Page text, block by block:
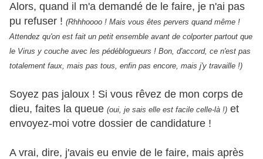
Alors, quand il m'a demandé de le faire, je n'ai pas
pu refuser ! (Rhhhoooo ! Mais vous êtes pervers quand même !
Attendez qu'on est fait un petit ensemble avant de colporter partout que
le Virus y couche avec les pédéblogueurs ! Bon, d'accord, ce n'est pas
totalement faux, mais pas tous, enfin pas encore, mais j'y travaille !)
Soyez pas jaloux ! Si vous rêvez de mon corps de
dieu, faites la queue (oui, je sais elle est facile celle-là !) et
envoyez-moi votre dossier de candidature !
A vrai, dire, j'avais eu envie de le faire, mais après